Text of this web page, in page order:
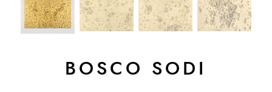
BOSCO SODI